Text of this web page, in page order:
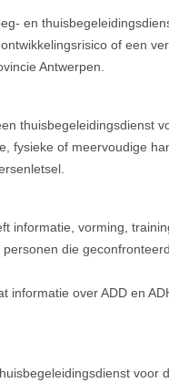
en
of een
Antwerpen.
thuisbegeleidingsdienst
fysieke of meervoudige
informatie, vorming,
die
informatie over ADD en
voor